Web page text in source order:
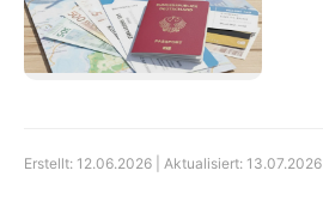
Erstellt: 12.06.2026 | Aktualisiert: 13.07.2026